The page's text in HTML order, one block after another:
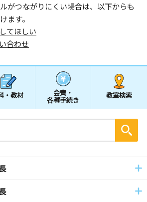
がつながりにくい場合は、以下からも
ます。
てほしい
合わせ
・教材 会費・
各種手続き
教室検索